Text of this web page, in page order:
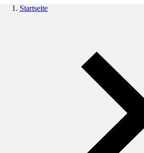
Startseite